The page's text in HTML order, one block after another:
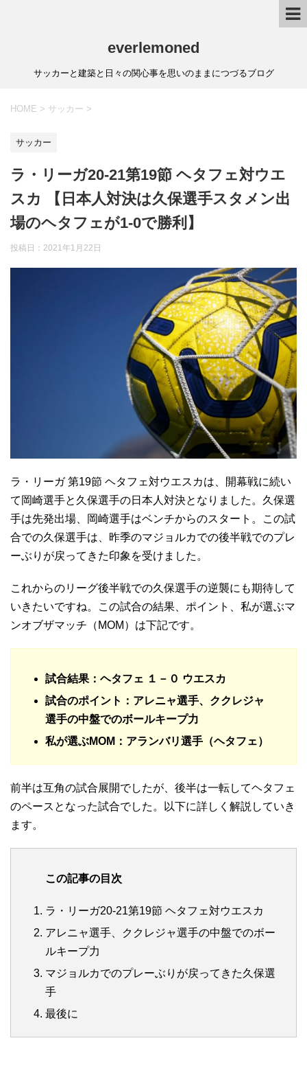
everlemoned
サッカーと建築と日々の関心事を思いのままにつづるブログ
HOME > サッカー >
サッカー
ラ・リーガ20-21第19節 ヘタフェ対ウエ
スカ 【日本人対決は久保選手スタメン出
場のヘタフェが1-0で勝利】
投稿日： 2021年1月22日
ラ・リーガ 第19節 ヘタフェ対ウエスカは、開幕戦に続い
て岡崎選手と久保選手の日本人対決となりました。久保選
手は先発出場、岡崎選手はベンチからのスタート。この試
合での久保選手は、昨季のマジョルカでの後半戦でのプレ
ーぶりが戻ってきた印象を受けました。
これからのリーグ後半戦での久保選手の逆襲にも期待して
いきたいですね。この試合の結果、ポイント、私が選ぶマ
ンオブザマッチ（MOM）は下記です。
試合結果：ヘタフェ １－０ ウエスカ
試合のポイント：アレニャ選手、ククレジャ
選手の中盤でのボールキープ力
私が選ぶMOM：アランバリ選手（ヘタフェ）
前半は互角の試合展開でしたが、後半は一転してヘタフェ
のペースとなった試合でした。以下に詳しく解説していき
ます。
この記事の目次
ラ・リーガ20-21第19節 ヘタフェ対ウエスカ
アレニャ選手、ククレジャ選手の中盤でのボー
ルキープ力
マジョルカでのプレーぶりが戻ってきた久保選
手
最後に